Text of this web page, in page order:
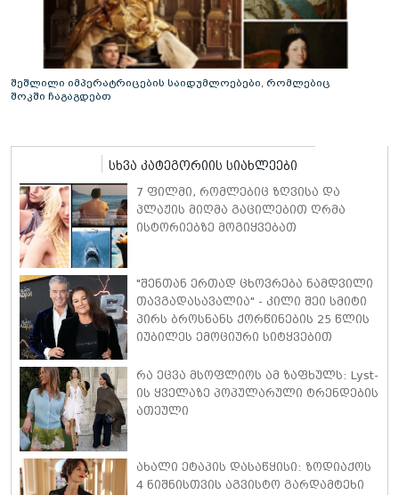
შეშლილი იმპერატრიცების საიდუმლოებები, რომლებიც
შოკში ჩაგაგდებთ
სხვა კატეგორიის სიახლეები
7 ფილმი, რომლებიც ზღვისა და
პლაჟის მიღმა გაცილებით ღრმა
ისტორიებზე მოგიყვებათ
"შენთან ერთად ცხოვრება ნამდვილი
თავგადასავალია" - კილი შეი სმიტი
პირს ბროსნანს ქორწინების 25 წლის
იუბილეს ემოციური სიტყვებით
რა ეცვა მსოფლიოს ამ ზაფხულს: Lyst-
ის ყველაზე პოპულარული ტრენდების
ათეული
ახალი ეტაპის დასაწყისი: ზოდიაქოს
4 ნიშნისთვის აგვისტო გარდამტეხი